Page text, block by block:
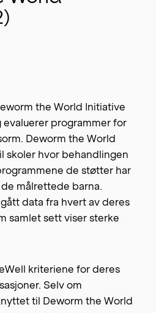
the World Initiative
programmer for
Deworm the World
skoler hvor behandlingen
de støtter har
målrettede barna.
data fra hvert av deres
samlet sett viser sterke
kriteriene for deres
Selv om
til Deworm the World